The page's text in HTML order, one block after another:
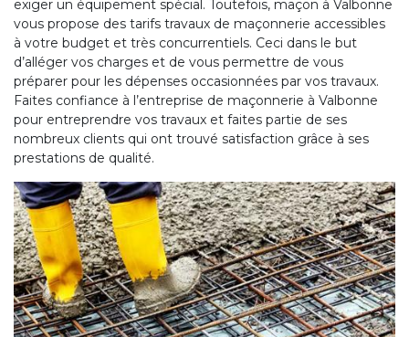
exiger un équipement spécial. Toutefois, maçon à Valbonne
vous propose des tarifs travaux de maçonnerie accessibles
à votre budget et très concurrentiels. Ceci dans le but
d’alléger vos charges et de vous permettre de vous
préparer pour les dépenses occasionnées par vos travaux.
Faites confiance à l’entreprise de maçonnerie à Valbonne
pour entreprendre vos travaux et faites partie de ses
nombreux clients qui ont trouvé satisfaction grâce à ses
prestations de qualité.